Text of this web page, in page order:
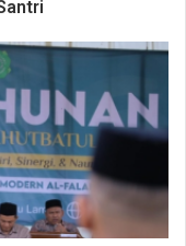
juga akan
produk yang
Pencegahan
lebih berkelanjutan.
akan belajar
mengurangi